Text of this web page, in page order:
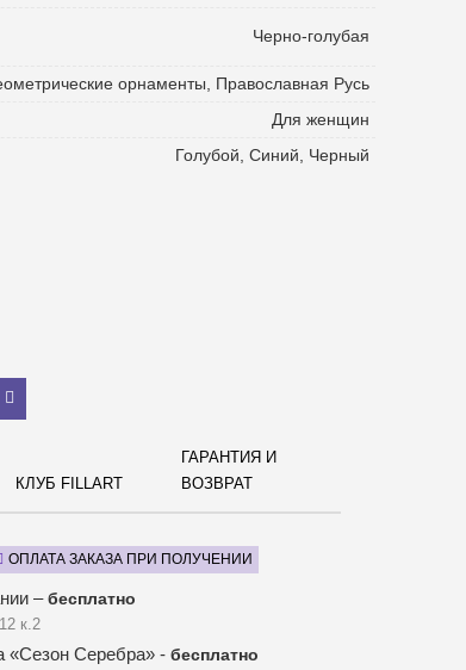
Черно-голубая
орнаменты, Православная Русь
Для женщин
Голубой, Синий, Черный
КЛУБ FILLART
ГАРАНТИЯ И
ВОЗВРАТ
ОПЛАТА ЗАКАЗА ПРИ ПОЛУЧЕНИИ
–бесплатно
к.2
«Сезон Серебра» - бесплатно